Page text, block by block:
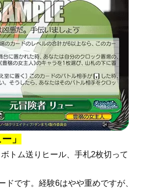
」
トム送りヒール、手札2枚切って
ドです。経験6はやや重めですが、